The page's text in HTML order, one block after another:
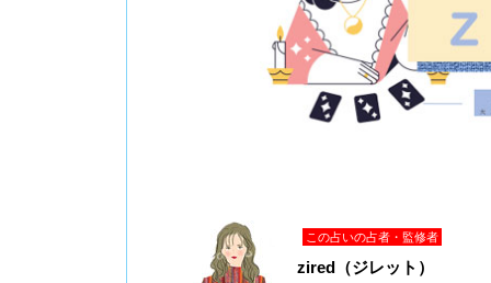
この占いの占者・監修者
zired（ジレット）